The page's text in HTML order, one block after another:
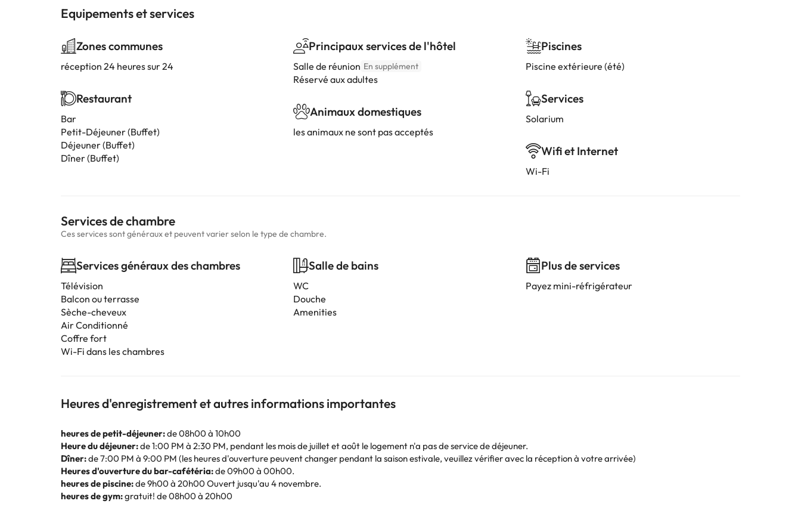
Equipements et services
Zones communes
réception 24 heures sur 24
Restaurant
Bar
Petit-Déjeuner (Buffet)
Déjeuner (Buffet)
Dîner (Buffet)
Principaux services de l'hôtel
Salle de réunion En supplément
Réservé aux adultes
Animaux domestiques
les animaux ne sont pas acceptés
Piscines
Piscine extérieure (été)
Services
Solarium
Wifi et Internet
Wi-Fi
Services de chambre
Ces services sont généraux et peuvent varier selon le type de chambre.
Services généraux des chambres
Télévision
Balcon ou terrasse
Sèche-cheveux
Air Conditionné
Coffre fort
Wi-Fi dans les chambres
Salle de bains
WC
Douche
Amenities
Plus de services
Payez mini-réfrigérateur
Heures d'enregistrement et autres informations importantes
heures de petit-déjeuner:de 08h00 à 10h00
Heure du déjeuner:de 1:00 PM à 2:30 PM, pendant les mois de juillet et août le logement n'a pas de service de déjeuner.
Dîner:de 7:00 PM à 9:00 PM (les heures d'ouverture peuvent changer pendant la saison estivale, veuillez vérifier avec la réception à votre arrivée)
Heures d'ouverture du bar-cafétéria:de 09h00 à 00h00.
heures de piscine:de 9h00 à 20h00 Ouvert jusqu'au 4 novembre.
heures de gym:gratuit! de 08h00 à 20h00